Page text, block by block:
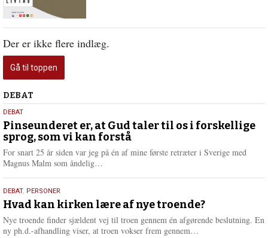
Der er ikke flere indlæg.
Gå til toppen
Debat
DEBAT
5.
august
2026
DEBAT
Pinseunderet er, at Gud taler til os i forskellige
sprog, som vi kan forstå
For snart 25 år siden var jeg på én af mine første retræter i Sverige med
Magnus Malm som åndelig…
e
r
e
25.
juli
2026
DEBAT, PERSONER
Hvad kan kirken lære af nye troende?
Nye troende finder sjældent vej til troen gennem én afgørende beslutning. En
ny ph.d.-afhandling viser, at troen vokser frem gennem…